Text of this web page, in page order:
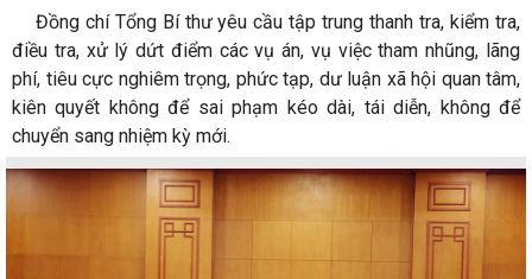
Đồng chí Tổng Bí thư yêu cầu tập trung thanh tra, kiểm tra,
điều tra, xử lý dứt điểm các vụ án, vụ việc tham nhũng, lãng
phí, tiêu cực nghiêm trọng, phức tạp, dư luận xã hội quan tâm,
kiên quyết không để sai phạm kéo dài, tái diễn, không để
chuyển sang nhiệm kỳ mới.